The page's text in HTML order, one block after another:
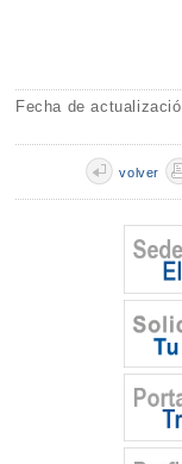
Fecha de
volver